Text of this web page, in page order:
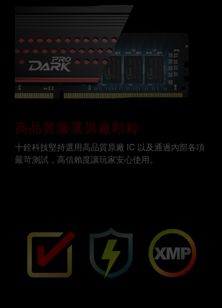
高品質嚴選原廠顆粒
十銓科技堅持選用高品質原廠 IC 以及通過內部各項
嚴苛測試，高信賴度讓玩家安心使用。